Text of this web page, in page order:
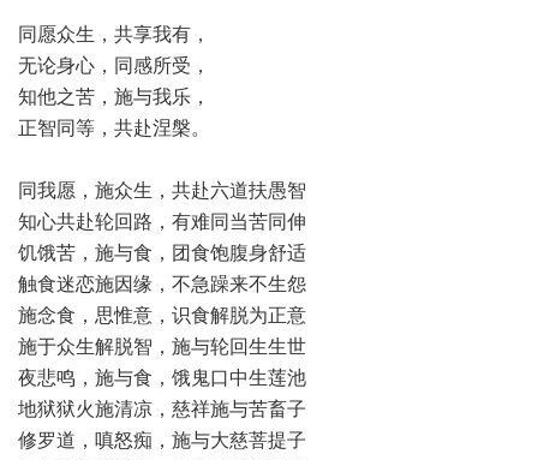
同愿众生，共享我有，
无论身心，同感所受，
知他之苦，施与我乐，
正智同等，共赴涅槃。
同我愿，施众生，共赴六道扶愚智
知心共赴轮回路，有难同当苦同伸
饥饿苦，施与食，团食饱腹身舒适
触食迷恋施因缘，不急躁来不生怨
施念食，思惟意，识食解脱为正意
施于众生解脱智，施与轮回生生世
夜悲鸣，施与食，饿鬼口中生莲池
地狱狱火施清凉，慈祥施与苦畜子
修罗道，嗔怒痴，施与大慈菩提子